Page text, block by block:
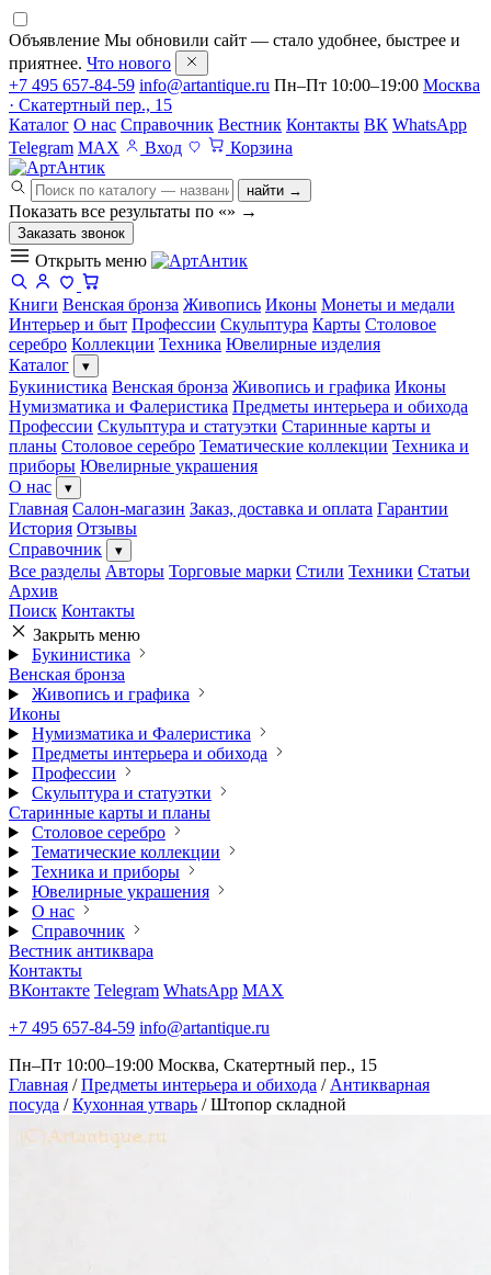
Объявление Мы обновили сайт — стало удобнее, быстрее и
приятнее. Что нового
+7 495 657-84-59 info@artantique.ru Пн–Пт 10:00–19:00 Москва
· Скатертный пер., 15
Каталог О нас Справочник Вестник Контакты ВК WhatsApp
Telegram MAX Вход Корзина
найти →
Показать все результаты по «» →
Заказать звонок
Открыть меню
Книги Венская бронза Живопись Иконы Монеты и медали
Интерьер и быт Профессии Скульптура Карты Столовое
серебро Коллекции Техника Ювелирные изделия
Каталог
▾
Букинистика Венская бронза Живопись и графика Иконы
Нумизматика и Фалеристика Предметы интерьера и обихода
Профессии Скульптура и статуэтки Старинные карты и
планы Столовое серебро Тематические коллекции Техника и
приборы Ювелирные украшения
О нас
▾
Главная Салон-магазин Заказ, доставка и оплата Гарантии
История Отзывы
Справочник
▾
Все разделы Авторы Торговые марки Стили Техники Статьи
Архив
Поиск Контакты
Закрыть меню
Букинистика
Венская бронза
Живопись и графика
Иконы
Нумизматика и Фалеристика
Предметы интерьера и обихода
Профессии
Скульптура и статуэтки
Старинные карты и планы
Столовое серебро
Тематические коллекции
Техника и приборы
Ювелирные украшения
О нас
Справочник
Вестник антиквара
Контакты
ВКонтакте Telegram WhatsApp MAX
+7 495 657-84-59 info@artantique.ru
Пн–Пт 10:00–19:00 Москва, Скатертный пер., 15
Главная / Предметы интерьера и обихода / Антикварная
посуда / Кухонная утварь / Штопор складной